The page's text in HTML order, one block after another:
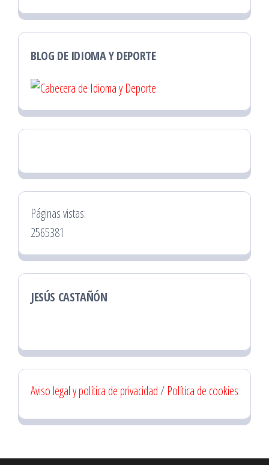
BLOG DE IDIOMA Y DEPORTE
Páginas vistas:
2565381
JESÚS CASTAÑÓN
Aviso legal y política de privacidad/ Política de cookies